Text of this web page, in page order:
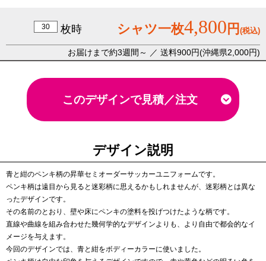
枚時 シャツ一枚4,800 円 (税込)
お届けまで約3週間～ ／ 送料900円(沖縄県2,000円)
このデザインで見積／注文
デザイン説明
青と紺のペンキ柄の昇華セミオーダーサッカーユニフォームです。
ペンキ柄は遠目から見ると迷彩柄に思えるかもしれませんが、迷彩柄とは異な
ったデザインです。
その名前のとおり、壁や床にペンキの塗料を投げつけたような柄です。
直線や曲線を組み合わせた幾何学的なデザインよりも、より自由で都会的なイ
メージを与えます。
今回のデザインでは、青と紺をボディーカラーに使いました。